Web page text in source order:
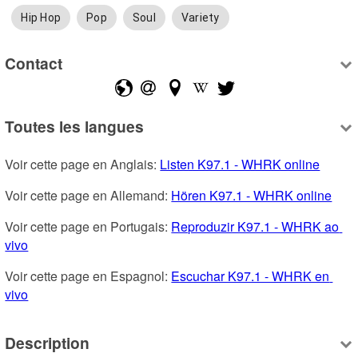
Hip Hop Pop Soul Variety
Contact
Toutes les langues
Voir cette page en Anglais: Listen K97.1 - WHRK online
Voir cette page en Allemand: Hören K97.1 - WHRK online
Voir cette page en Portugais: Reproduzir K97.1 - WHRK ao
vivo
Voir cette page en Espagnol: Escuchar K97.1 - WHRK en
vivo
Description